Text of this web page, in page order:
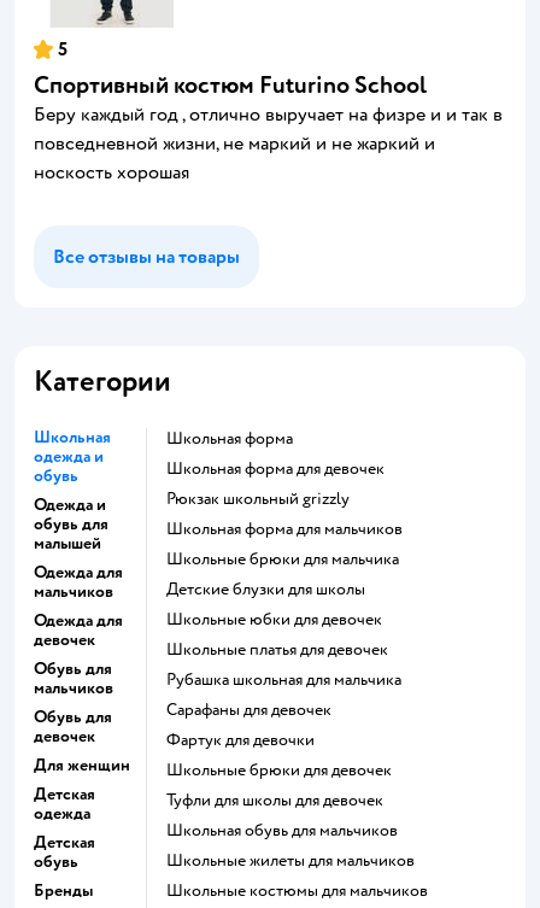
5
Спортивный костюм Futurino School
Беру каждый год , отлично выручает на физре и и так в
повседневной жизни, не маркий и не жаркий и
носкость хорошая
Все отзывы на товары
Категории
Школьная
одежда и
обувь
Одежда и
обувь для
малышей
Одежда для
мальчиков
Одежда для
девочек
Обувь для
мальчиков
Обувь для
девочек
Для женщин
Детская
одежда
Детская
обувь
Бренды
Школьная форма
Школьная форма для девочек
Рюкзак школьный grizzly
Школьная форма для мальчиков
Школьные брюки для мальчика
Детские блузки для школы
Школьные юбки для девочек
Школьные платья для девочек
Рубашка школьная для мальчика
Сарафаны для девочек
Фартук для девочки
Школьные брюки для девочек
Туфли для школы для девочек
Школьная обувь для мальчиков
Школьные жилеты для мальчиков
Школьные костюмы для мальчиков